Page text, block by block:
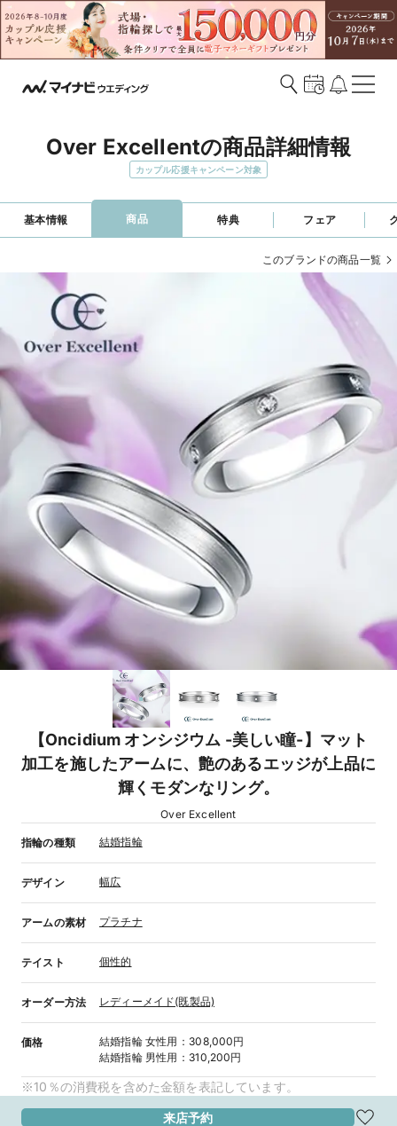
Over Excellentの商品詳細情報
カップル応援キャンペーン対象
基本情報 商品 特典 フェア
このブランドの商品一覧
【Oncidium オンシジウム -美しい瞳-】マット
加工を施したアームに、艶のあるエッジが上品に
輝くモダンなリング。
Over Excellent
指輪の種類 結婚指輪
デザイン 幅広
アームの素材 プラチナ
テイスト 個性的
オーダー方法 レディーメイド(既製品)
価格 結婚指輪 女性用 ： 308,000円
結婚指輪 男性用 ： 310,200円
※10％の消費税を含めた金額を表記しています。
来店予約